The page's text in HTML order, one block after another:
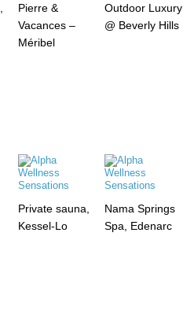
Pierre &
Vacances –
Méribel
Outdoor Luxury
@ Beverly Hills
Private sauna,
Kessel-Lo
Nama Springs
Spa, Edenarc